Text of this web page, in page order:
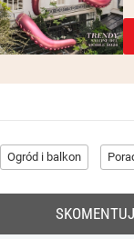
Ogród i balkon
SKOMENTUJ